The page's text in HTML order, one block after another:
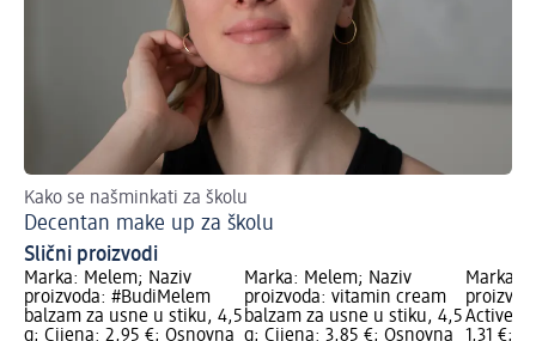
Kako se našminkati za školu
Decentan make up za školu
Slični proizvodi
Marka: Melem; Naziv
proizvoda: #BudiMelem
balzam za usne u stiku, 4,5
g; Cijena: 2,95 €; Osnovna
Marka: Melem; Naziv
proizvoda: vitamin cream
balzam za usne u stiku, 4,5
g; Cijena: 3,85 €; Osnovna
Marka:
Active
1,31 €;